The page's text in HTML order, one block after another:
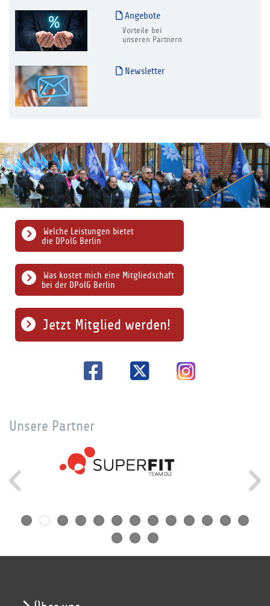
Angebote
Vorteile bei
unseren Partnern
Newsletter
Was kostet mich eine Mitgliedschaft
bei der DPolG Berlin
Welche Leistungen bietet
die DPolG Berlin
Jetzt Mitglied werden!
Unsere Partner